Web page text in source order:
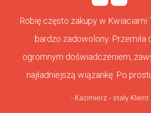
Robię często zakupy w Kwiaciarni
bardzo zadowolony. Przemiła
ogromnym doświadczeniem,
najładniejszą wiązankę. Po
- Kazimierz - stały Klient